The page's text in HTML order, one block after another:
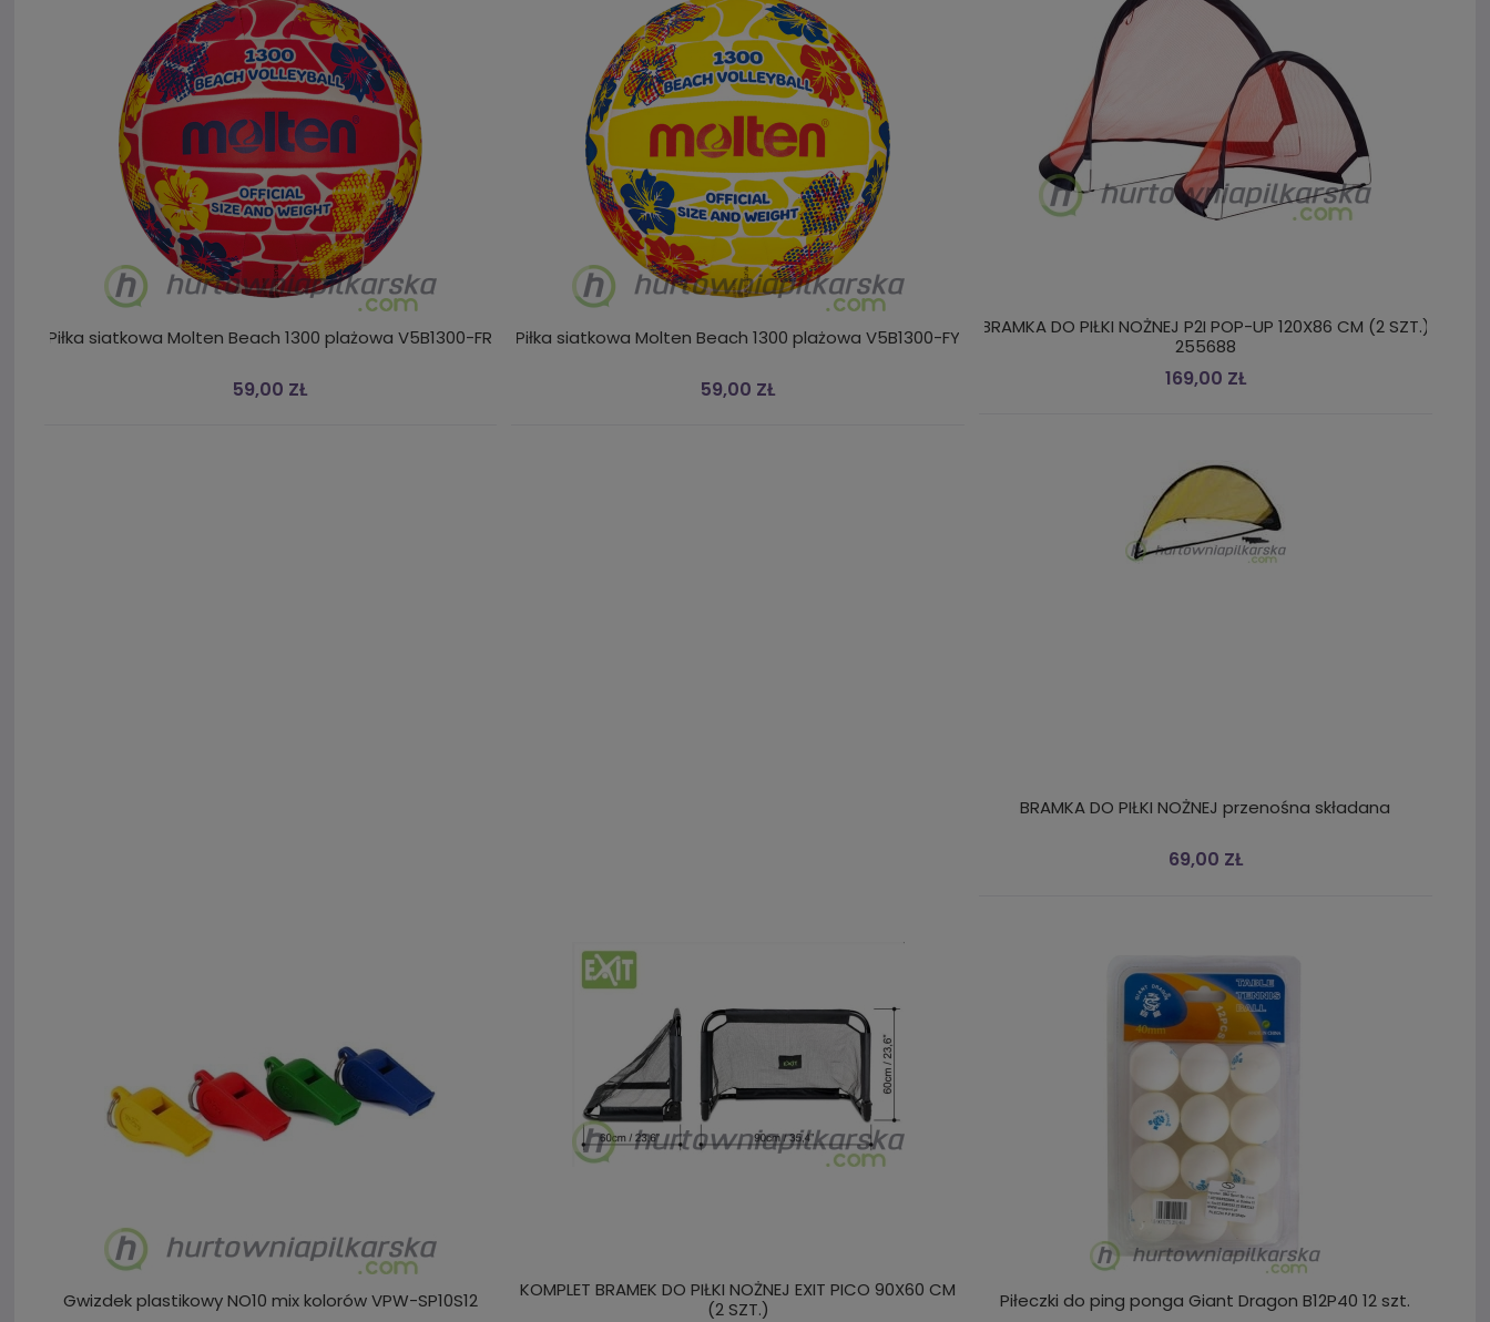
Piłka siatkowa Molten Beach 1300 plażowa V5B1300-FR
59,00 ZŁ
Piłka siatkowa Molten Beach 1300 plażowa V5B1300-FY
59,00 ZŁ
BRAMKA DO PIŁKI NOŻNEJ P2I POP-UP 120X86 CM (2 SZT.)
255688
169,00 ZŁ
BRAMKA DO PIŁKI NOŻNEJ przenośna składana
69,00 ZŁ
Gwizdek plastikowy NO10 mix kolorów VPW-SP10S12
KOMPLET BRAMEK DO PIŁKI NOŻNEJ EXIT PICO 90X60 CM
(2 SZT.)
Piłeczki do ping ponga Giant Dragon B12P40 12 szt.